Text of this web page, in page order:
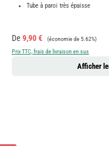
Tube à paroi très épaisse
Prix de vente :
De 9,90 € Prix régulier :
(économie de 5.62%)
Prix TTC, frais de livraison en sus
Afficher